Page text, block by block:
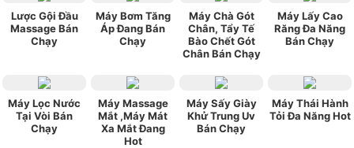
Lược Gội Đầu
Massage Bán
Chạy
Máy Bơm Tăng
Áp Đang Bán
Chạy
Máy Chà Gót
Chân, Tẩy Tế
Bào Chết Gót
Chân Bán Chạy
Máy Lấy Cao
Răng Đa Năng
Bán Chạy
Máy Lọc Nước
Tại Vòi Bán
Chạy
Máy Massage
Mắt ,Máy Mát
Xa Mắt Đang
Hot
Máy Sấy Giày
Khử Trung Uv
Bán Chạy
Máy Thái Hành
Tỏi Đa Năng Hot